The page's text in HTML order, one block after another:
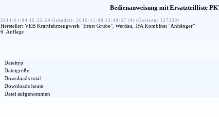
Bedienanweisung mit Ersatzteilliste
2011-01-04 18:25:54 Geändert: 2018-11-08 13:49:37 (4) (Gelesen: 127339)
Hersteller: VEB Kraftfahrzeugwerk "Ernst Grube", Werdau, IFA Kombinat "Anhänger"
6. Auflage
Dateityp
Dateigröße
Downloads total
Downloads heute
Datei aufgenommen